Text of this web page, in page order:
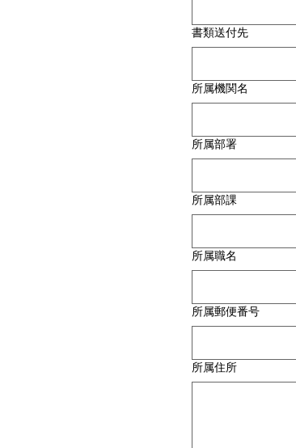
書類送付先
所属機関名
所属部署
所属部課
所属職名
所属郵便番号
所属住所